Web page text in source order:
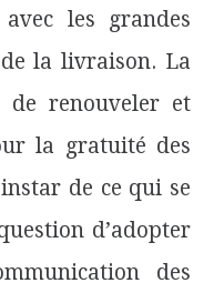
les grandes
la livraison. La
de renouveler et
la gratuité des
de ce qui se
d’adopter
des